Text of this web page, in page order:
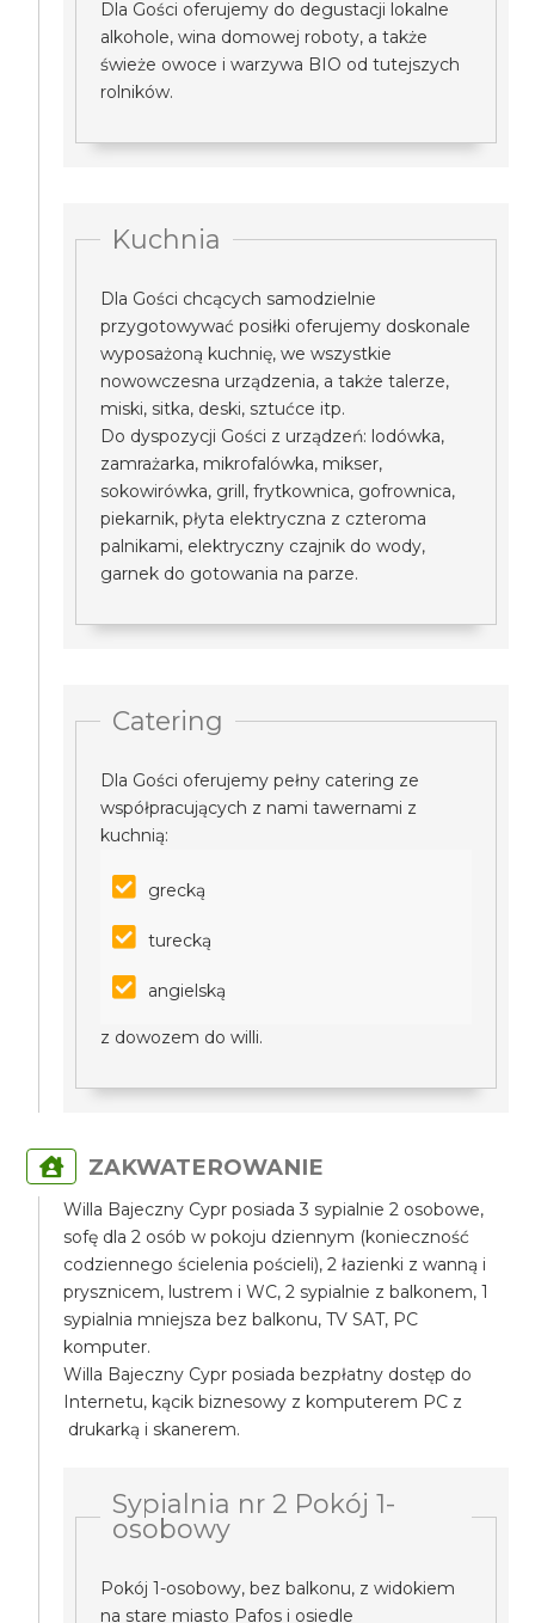
Dla Gości oferujemy do degustacji lokalne
alkohole, wina domowej roboty, a także
świeże owoce i warzywa BIO od tutejszych
rolników.
Kuchnia
Dla Gości chcących samodzielnie
przygotowywać posiłki oferujemy doskonale
wyposażoną kuchnię, we wszystkie
nowowczesna urządzenia, a także talerze,
miski, sitka, deski, sztućce itp.
Do dyspozycji Gości z urządzeń: lodówka,
zamrażarka, mikrofalówka, mikser,
sokowirówka, grill, frytkownica, gofrownica,
piekarnik, płyta elektryczna z czteroma
palnikami, elektryczny czajnik do wody,
garnek do gotowania na parze.
Catering
Dla Gości oferujemy pełny catering ze
współpracujących z nami tawernami z
kuchnią:
grecką
turecką
angielską
z dowozem do willi.
ZAKWATEROWANIE
Willa Bajeczny Cypr posiada 3 sypialnie 2 osobowe,
sofę dla 2 osób w pokoju dziennym (konieczność
codziennego ścielenia pościeli), 2 łazienki z wanną i
prysznicem, lustrem i WC, 2 sypialnie z balkonem, 1
sypialnia mniejsza bez balkonu, TV SAT, PC
komputer.
Willa Bajeczny Cypr posiada bezpłatny dostęp do
Internetu, kącik biznesowy z komputerem PC z
drukarką i skanerem.
Sypialnia nr 2 Pokój 1-
osobowy
Pokój 1-osobowy, bez balkonu, z widokiem
na stare miasto Pafos i osiedle